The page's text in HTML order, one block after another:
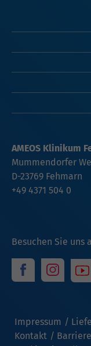
Besuchen Sie uns
Impressum
Kontakt
AMEOS Klinikum
Mummendorfer
D-23769 Fehmarn
+49 4371 504 0